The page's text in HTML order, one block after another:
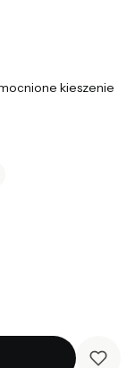
kieszenie